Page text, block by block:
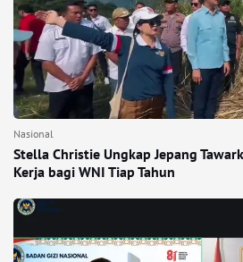
Nasional
Stella Christie Ungkap Jepang
Kerja bagi WNI Tiap Tahun